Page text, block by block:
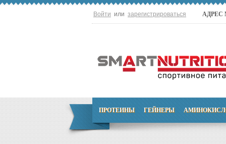
Войти или зарегистрироваться АДРЕС
ПРОТЕИНЫ ГЕЙНЕРЫ